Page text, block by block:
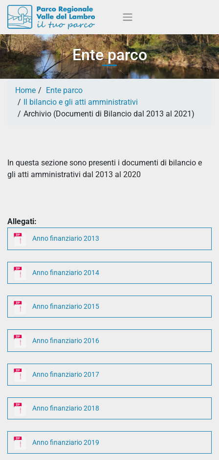
Ente parco
Home
Ente parco
Il bilancio e gli atti amministrativi
Archivio (Documenti di Bilancio dal 2013 al 2021)
In questa sezione sono presenti i documenti di bilancio e
gli atti amministrativi dal 2013 al 2020
Allegati:
Anno finanziario 2013
Anno finanziario 2014
Anno finanziario 2015
Anno finanziario 2016
Anno finanziario 2017
Anno finanziario 2018
Anno finanziario 2019